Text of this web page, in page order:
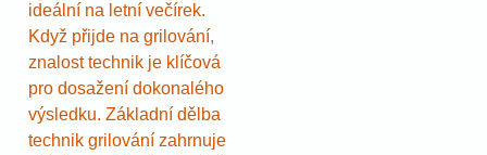
ideální na letní večírek.
Když přijde na grilování,
znalost technik je klíčová
pro dosažení dokonalého
výsledku. Základní dělba
technik grilování zahrnuje